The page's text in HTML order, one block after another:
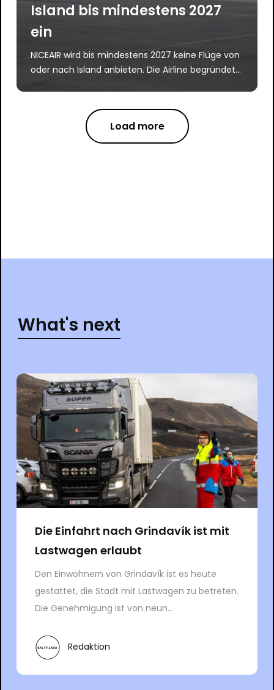
Island bis mindestens 2027
ein
NICEAIR wird bis mindestens 2027 keine Flüge von
oder nach Island anbieten. Die Airline begründet...
Load more
What's next
Die Einfahrt nach Grindavík ist mit
Lastwagen erlaubt
Den Einwohnern von Grindavík ist es heute
gestattet, die Stadt mit Lastwagen zu betreten.
Die Genehmigung ist von neun...
Redaktion